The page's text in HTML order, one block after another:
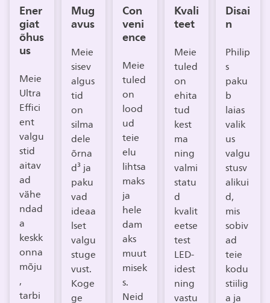
Ener
giat
õhus
us
Meie
Ultra
Effici
ent
valgu
stid
aitav
ad
vähe
ndad
a
keskk
onna
mõju
,
tarbi
Mug
avus
Meie
sisev
algus
tid
on
silma
dele
õrna
d³ ja
paku
vad
ideaa
lset
valgu
stuge
vust.
Koge
ge
Con
veni
ence
Meie
tuled
on
lood
ud
teie
elu
lihtsa
maks
ja
hele
dam
aks
muut
misek
s.
Neid
Kvali
teet
Meie
tuled
on
ehita
tud
kest
ma
ning
valmi
statu
d
kvalit
eetse
test
LED-
idest
ning
vastu
Disai
n
Philip
s
paku
b
laias
valik
us
valgu
stusv
alikui
d,
mis
sobiv
ad
teie
kodu
stiilig
a ja